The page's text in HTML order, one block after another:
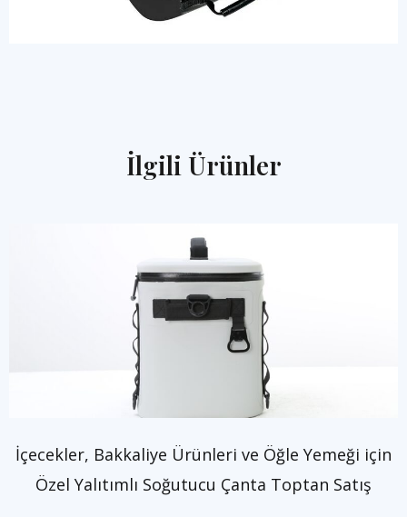
İlgili Ürünler
İçecekler, Bakkaliye Ürünleri ve Öğle Yemeği için
Özel Yalıtımlı Soğutucu Çanta Toptan Satış